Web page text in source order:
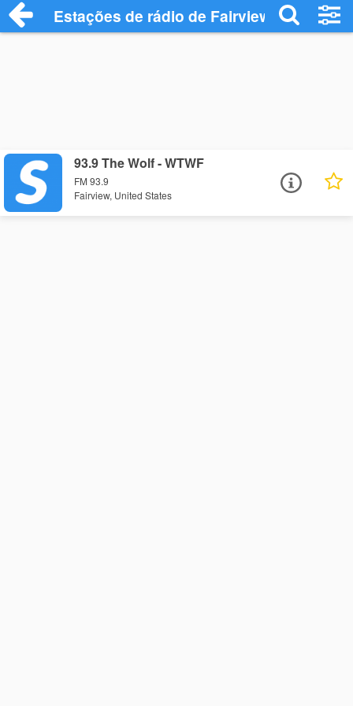
Estações de rádio de Fairview - Ouça
93.9 The Wolf - WTWF
FM 93.9
Fairview, United States